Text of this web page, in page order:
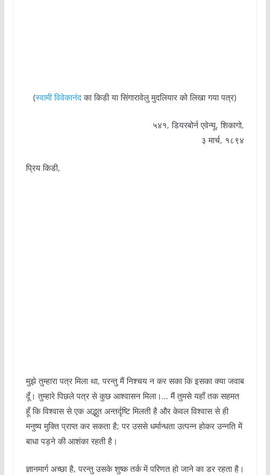
(स्वामी विवेकानंद का किडी या सिंगारावेलु मुदलियार को लिखा गया पत्र)
५४१, डियरबोर्न एवेन्यू, शिकागो,
३ मार्च, १८९४
प्रिय किडी,
मुझे तुम्हारा पत्र मिला था, परन्तु मैं निश्चय न कर सका कि इसका क्या जवाब
दूँ। तुम्हारे पिछले पत्र से कुछ आश्वासन मिला।… मैं तुमसे यहाँ तक सहमत
हूँ कि विश्वास से एक अद्भुत अन्तर्दृष्टि मिलती है और केवल विश्वास से ही
मनुष्य मुक्ति प्राप्त कर सकता है; पर उससे धर्मान्धता उत्पन्न होकर उन्नति में
बाधा पड़ने की आशंका रहती है।
ज्ञानमार्ग अच्छा है, परन्तु उसके शुष्क तर्क में परिणत हो जाने का डर रहता है।